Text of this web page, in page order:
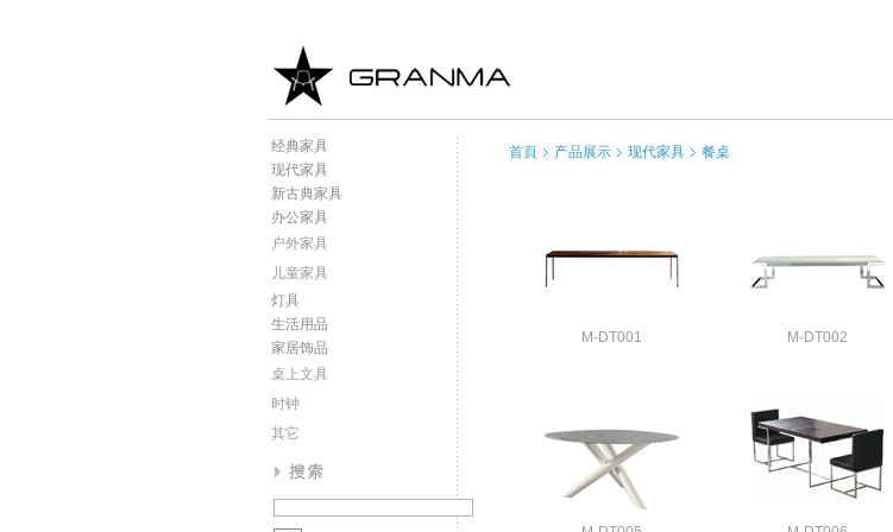
经典家具
现代家具
新古典家具
办公家具
户外家具
儿童家具
灯具
生活用品
家居饰品
桌上文具
时钟
其它
首頁 产品展示 现代家具 餐桌
M-DT001 M-DT002